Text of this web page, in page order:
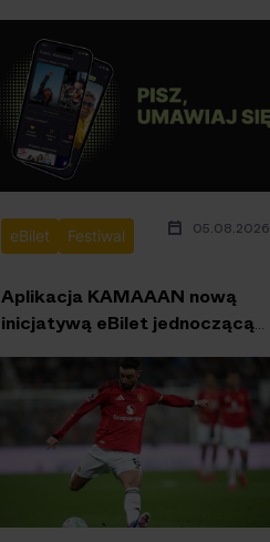
eBilet Festiwal 05.08.2026
Aplikacja KAMAAAN nową
inicjatywą eBilet jednoczącą